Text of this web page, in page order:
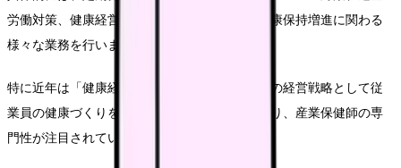
労働対策、健康経営の推進など、働く人々の健康保持増進に関わる
様々な業務を行います。
特に近年は「健康経営」の概念が広まり、企業の経営戦略として従
業員の健康づくりを推進する動きが強まっており、産業保健師の専
門性が注目されています。